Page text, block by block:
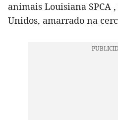
animais Louisiana SPCA
Unidos, amarrado na